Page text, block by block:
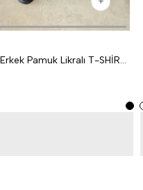
Beyaz Kısa Kol Sek Erkek Pamuk Likralı T-SHİRT SC